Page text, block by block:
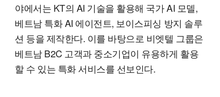
야에서는 KT의 AI 기술을 활용해 국가 AI 모델,
베트남 특화 AI 에이전트, 보이스피싱 방지 솔루
션 등을 제작한다. 이를 바탕으로 비엣텔 그룹은
베트남 B2C 고객과 중소기업이 유용하게 활용
할 수 있는 특화 서비스를 선보인다.